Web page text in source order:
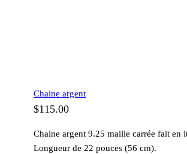
Chaine argent
$115.00
Chaine argent 9.25 maille carrée fait en
Longueur de 22 pouces (56 cm).